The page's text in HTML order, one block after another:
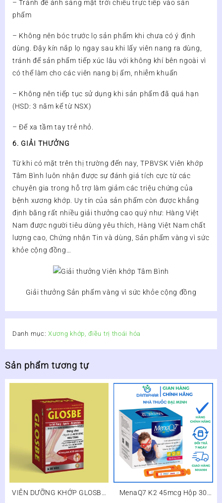
– Tránh để ánh sáng mặt trời chiếu trực tiếp vào sản
phẩm
– Không nên bóc trước lọ sản phẩm khi chưa có ý định
dùng. Đậy kín nắp lọ ngay sau khi lấy viên nang ra dùng,
tránh để sản phẩm tiếp xúc lâu với không khí bên ngoài vì
có thể làm cho các viên nang bị ẩm, nhiễm khuẩn
– Không nên tiếp tục sử dụng khi sản phẩm đã quá hạn
(HSD: 3 năm kể từ NSX)
– Để xa tầm tay trẻ nhỏ.
6. GIẢI THƯỞNG
Từ khi có mặt trên thị trường đến nay, TPBVSK Viên khớp
Tâm Bình luôn nhận được sự đánh giá tích cực từ các
chuyên gia trong hỗ trợ làm giảm các triệu chứng của
bệnh xương khớp. Uy tín của sản phẩm còn được khẳng
định bằng rất nhiều giải thưởng cao quý như: Hàng Việt
Nam được người tiêu dùng yêu thích, Hàng Việt Nam chất
lượng cao, Chứng nhận Tin và dùng, Sản phẩm vàng vì sức
khỏe cộng đồng…
Giải thưởng Sản phẩm vàng vì sức khỏe cộng đồng
Danh mục: Xương khớp, điều trị thoái hóa
Sản phẩm tương tự
VIÊN DƯỠNG KHỚP GLOSBE
MenaQ7 K2 45mcg Hộp 30